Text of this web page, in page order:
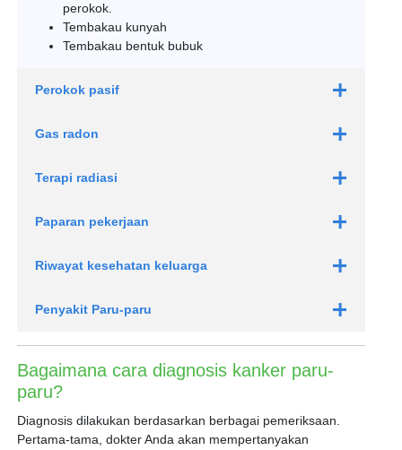
perokok.
Tembakau kunyah
Tembakau bentuk bubuk
Perokok pasif
Gas radon
Terapi radiasi
Paparan pekerjaan
Riwayat kesehatan keluarga
Penyakit Paru-paru
Bagaimana cara diagnosis kanker paru-
paru?
Diagnosis dilakukan berdasarkan berbagai pemeriksaan.
Pertama-tama, dokter Anda akan mempertanyakan